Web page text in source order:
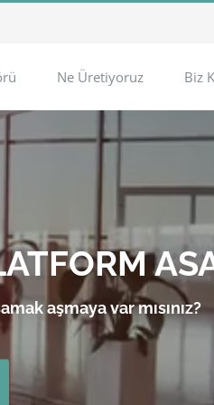
Ne Üretiyoruz Biz
aşmaya var mısınız?